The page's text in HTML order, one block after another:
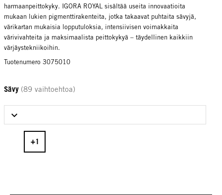
harmaanpeittokyky. IGORA ROYAL sisältää useita innovaatioita
mukaan lukien pigmenttirakenteita, jotka takaavat puhtaita sävyjä,
värikartan mukaisia lopputuloksia, intensiivisen voimakkaita
värivivahteita ja maksimaalista peittokykyä – täydellinen kaikkiin
värjäystekniikoihin.
Tuotenumero 3075010
Sävy (89 vaihtoehtoa)
Select Sävy